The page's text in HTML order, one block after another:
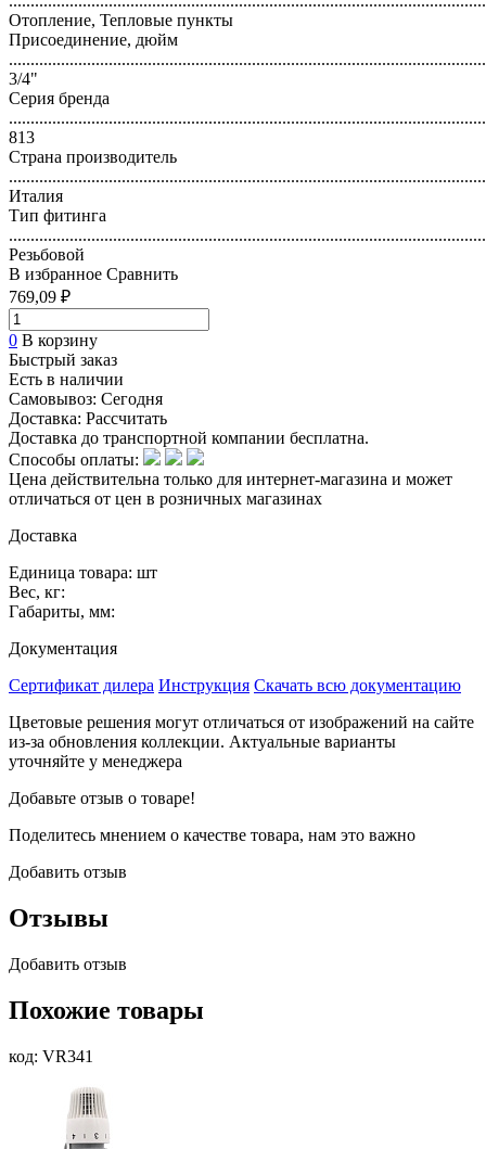
Отопление, Тепловые пункты
Присоединение, дюйм
3/4"
Серия бренда
813
Страна производитель
Италия
Тип фитинга
Резьбовой
В избранное Сравнить
769,09 ₽
0 В корзину
Быстрый заказ
Есть в наличии
Самовывоз: Сегодня
Доставка: Рассчитать
Доставка до транспортной компании бесплатна.
Способы оплаты:
Цена действительна только для интернет-магазина и может
отличаться от цен в розничных магазинах
Доставка
Единица товара: шт
Вес, кг:
Габариты, мм:
Документация
Сертификат дилера Инструкция Скачать всю документацию
Цветовые решения могут отличаться от изображений на сайте
из-за обновления коллекции. Актуальные варианты
уточняйте у менеджера
Добавьте отзыв о товаре!
Поделитесь мнением о качестве товара, нам это важно
Добавить отзыв
Отзывы
Добавить отзыв
Похожие товары
код: VR341